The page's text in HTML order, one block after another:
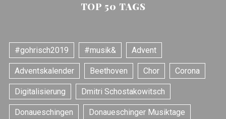
TOP 50 TAGS
#gohrisch2019 #musik& Advent
Adventskalender Beethoven Chor Corona
Digitalisierung Dmitri Schostakowitsch
Donaueschingen Donaueschinger Musiktage